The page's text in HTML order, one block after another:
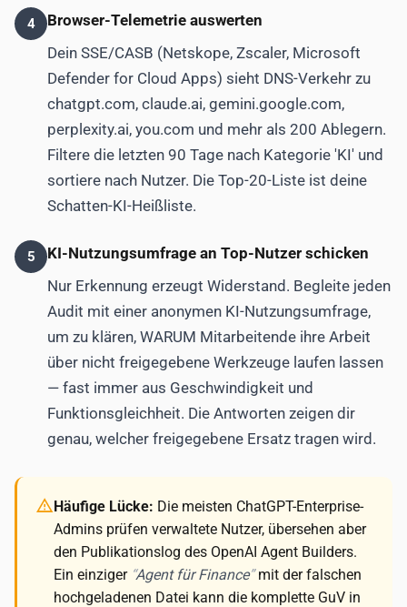
4
Browser-Telemetrie auswerten
Dein SSE/CASB (Netskope, Zscaler, Microsoft
Defender for Cloud Apps) sieht DNS-Verkehr zu
chatgpt.com, claude.ai, gemini.google.com,
perplexity.ai, you.com und mehr als 200 Ablegern.
Filtere die letzten 90 Tage nach Kategorie 'KI' und
sortiere nach Nutzer. Die Top-20-Liste ist deine
Schatten-KI-Heißliste.
5
KI-Nutzungsumfrage an Top-Nutzer schicken
Nur Erkennung erzeugt Widerstand. Begleite jeden
Audit mit einer anonymen KI-Nutzungsumfrage,
um zu klären, WARUM Mitarbeitende ihre Arbeit
über nicht freigegebene Werkzeuge laufen lassen
— fast immer aus Geschwindigkeit und
Funktionsgleichheit. Die Antworten zeigen dir
genau, welcher freigegebene Ersatz tragen wird.
Häufige Lücke: Die meisten ChatGPT-Enterprise-
Admins prüfen verwaltete Nutzer, übersehen aber
den Publikationslog des OpenAI Agent Builders.
Ein einziger Agent für Finance mit der falschen
hochgeladenen Datei kann die komplette GuV in